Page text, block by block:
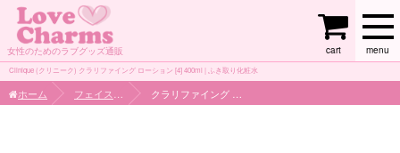
女性のためのラブグッズ通販 menu
cart
Clinique (クリニーク) クラリファイング ローション [4] 400ml | ふき取り化粧水
ホーム